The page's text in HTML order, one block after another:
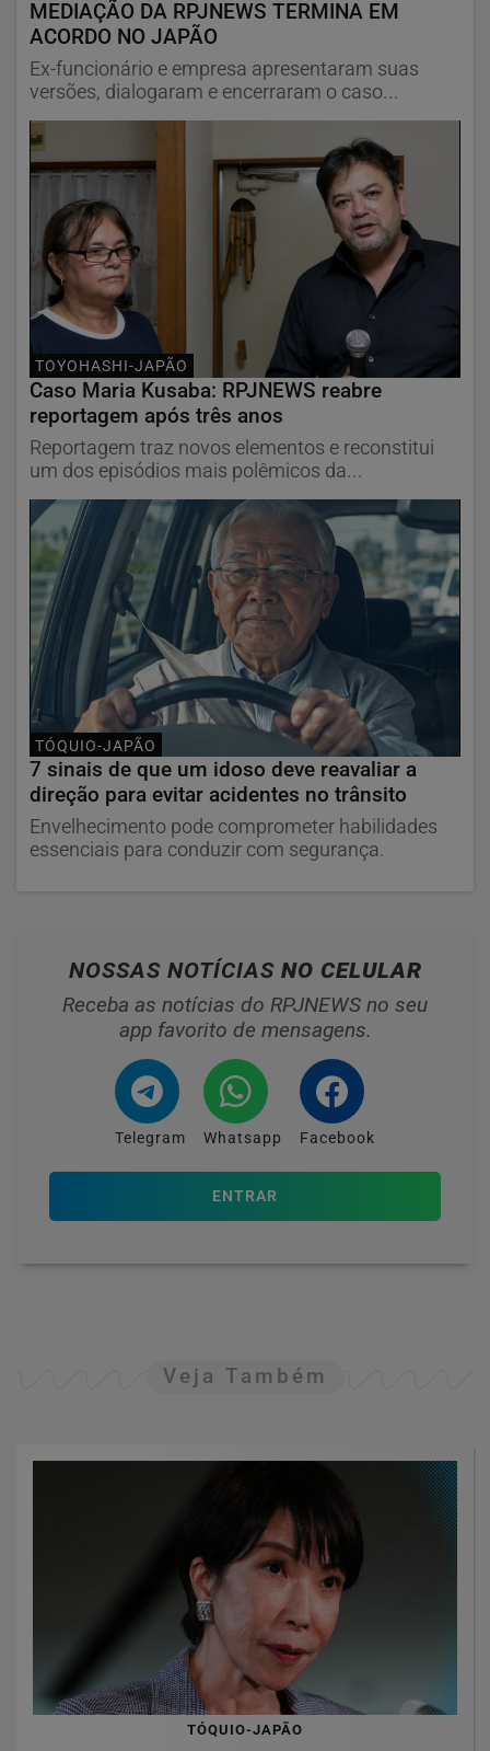
MEDIAÇÃO DA RPJNEWS TERMINA EM
ACORDO NO JAPÃO
Ex-funcionário e empresa apresentaram suas
versões, dialogaram e encerraram o caso...
TOYOHASHI-JAPÃO
Caso Maria Kusaba: RPJNEWS reabre
reportagem após três anos
Reportagem traz novos elementos e reconstitui
um dos episódios mais polêmicos da...
TÓQUIO-JAPÃO
7 sinais de que um idoso deve reavaliar a
direção para evitar acidentes no trânsito
Envelhecimento pode comprometer habilidades
essenciais para conduzir com segurança.
NOSSAS NOTÍCIAS NO CELULAR
Receba as notícias do RPJNEWS no seu
app favorito de mensagens.
Telegram Whatsapp Facebook
ENTRAR
Veja Também
TÓQUIO-JAPÃO